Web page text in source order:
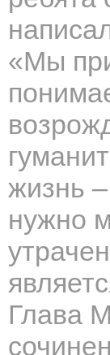
«Мы
жизнь
нужно
Глава